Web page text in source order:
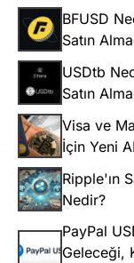
BFUSD
Satın
USDtb
Satın
Visa ve
İçin Yeni
Ripple'ın
Nedir?
PayPal
Geleceği,